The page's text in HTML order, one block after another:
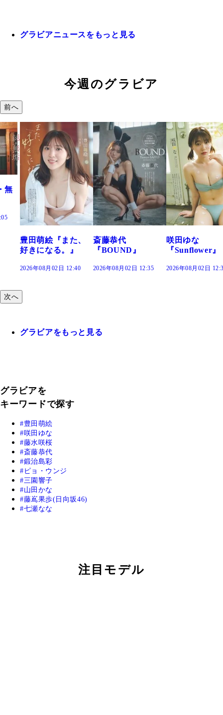
グラビアニュースをもっと見る
今週のグラビア
前へ
豊田萌絵『また、
好きになる。』
2026年08月02日 12:40
斎藤恭代
『BOUND』
2026年08月02日 12:35
咲田ゆな
『Sunflower』
2026年08月02日
無
次へ
グラビアをもっと見る
グラビアを
キーワードで探す
豊田萌絵
咲田ゆな
藤水咲桜
斎藤恭代
鍛治島彩
ピョ・ウンジ
三園響子
山田かな
藤嶌果歩(日向坂46)
七瀬なな
注目モデル